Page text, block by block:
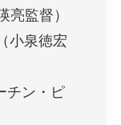
亮監督）
小泉徳宏
チン・ピ